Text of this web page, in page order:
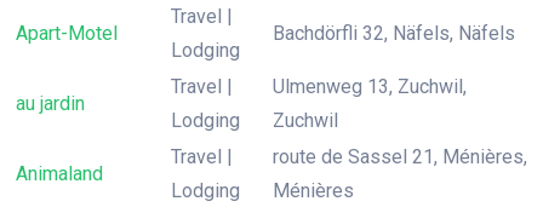
Apart-Motel
Travel |
Lodging
Bachdörfli 32, Näfels, Näfels
au jardin
Travel |
Lodging
Ulmenweg 13, Zuchwil,
Zuchwil
Animaland
Travel |
Lodging
route de Sassel 21, Ménières,
Ménières